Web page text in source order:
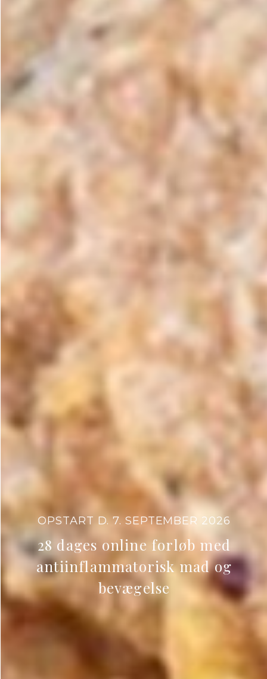
OPSTART D. 7. SEPTEMBER 2026
28 dages online forløb med
antiinflammatorisk mad og
bevægelse